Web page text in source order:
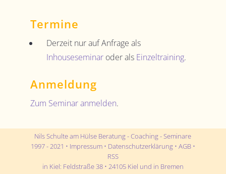
Termine
Derzeit nur auf Anfrage als
Inhouseseminaroder als Einzeltraining.
Anmeldung
Zum Seminar anmelden.
Nils Schulte am Hülse Beratung - Coaching - Seminare
1997 - 2021 • Impressum• Datenschutzerklärung• AGB•
RSS
in Kiel: Feldstraße 38• 24105 Kiel und in Bremen